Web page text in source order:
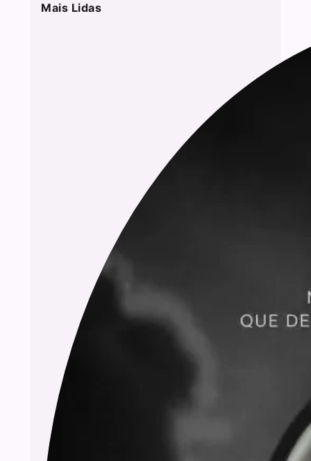
Mais Lidas